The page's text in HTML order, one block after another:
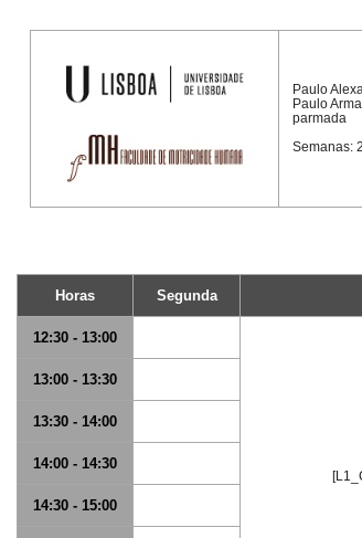
Paulo
Paulo
parmada
Semanas:
Horas Segunda
12:30 - 13:00
13:00 - 13:30
13:30 - 14:00
14:00 - 14:30
14:30 - 15:00